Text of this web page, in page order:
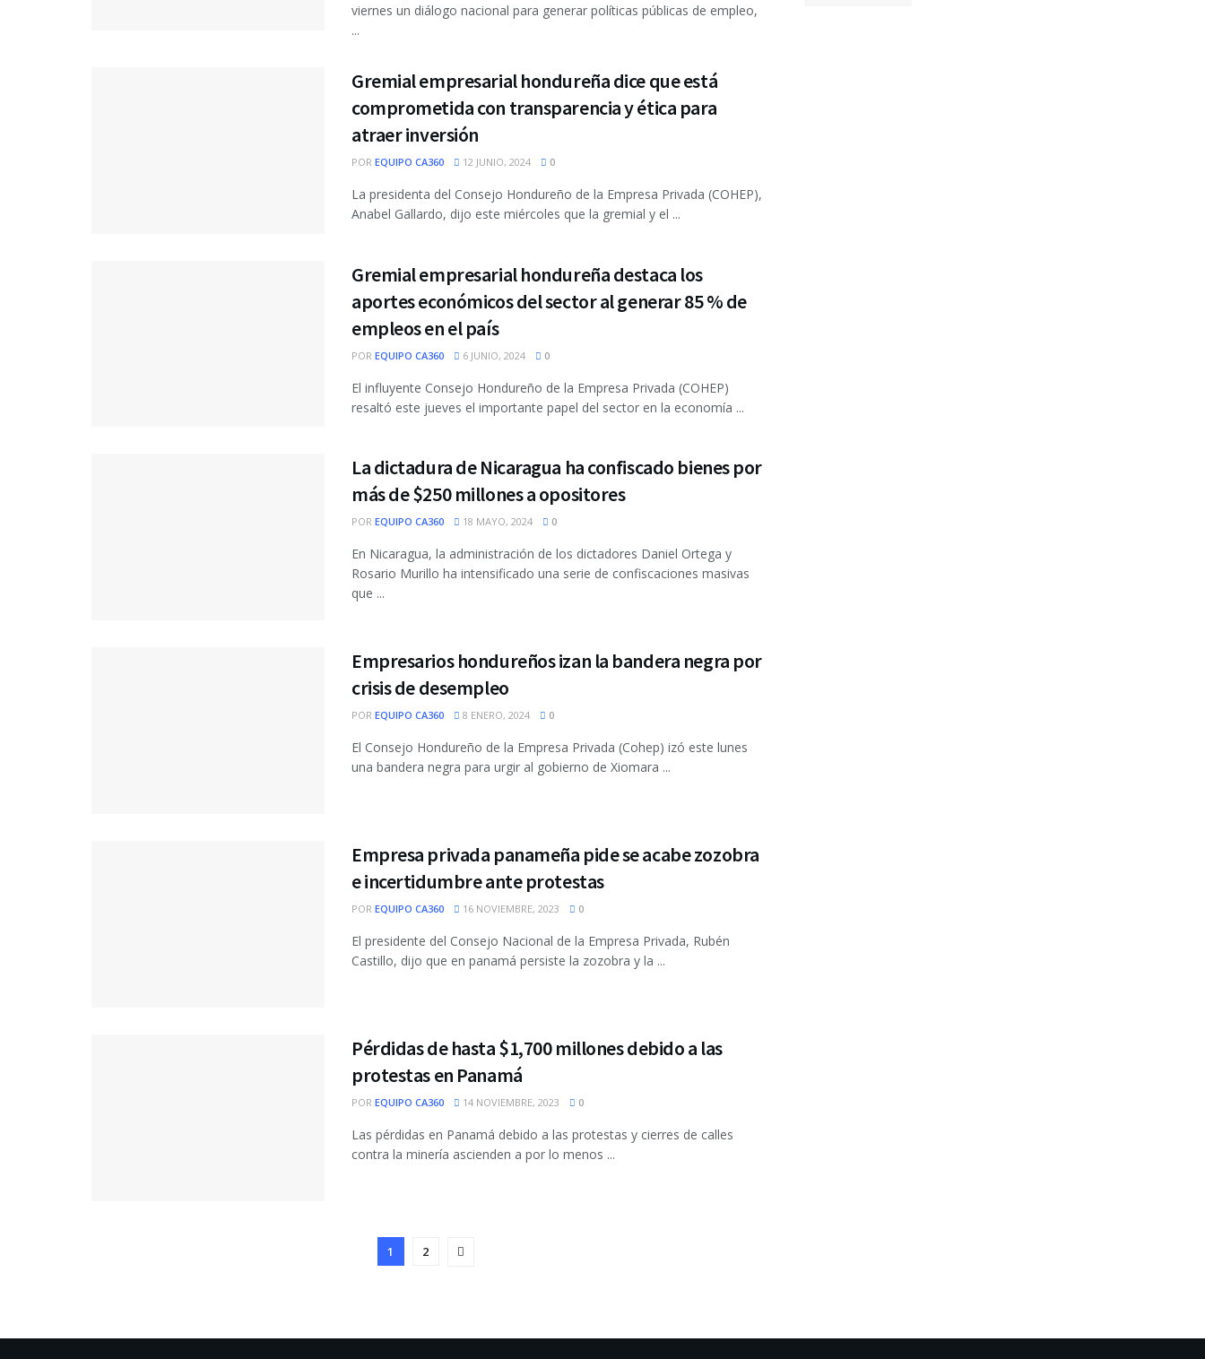
viernes un diálogo nacional para generar políticas públicas de empleo,
...
Gremial empresarial hondureña dice que está
comprometida con transparencia y ética para
atraer inversión
POR EQUIPO CA360 12 JUNIO, 2024 0
La presidenta del Consejo Hondureño de la Empresa Privada (COHEP),
Anabel Gallardo, dijo este miércoles que la gremial y el ...
Gremial empresarial hondureña destaca los
aportes económicos del sector al generar 85 % de
empleos en el país
POR EQUIPO CA360 6 JUNIO, 2024 0
El influyente Consejo Hondureño de la Empresa Privada (COHEP)
resaltó este jueves el importante papel del sector en la economía ...
La dictadura de Nicaragua ha confiscado bienes por
más de $250 millones a opositores
POR EQUIPO CA360 18 MAYO, 2024 0
En Nicaragua, la administración de los dictadores Daniel Ortega y
Rosario Murillo ha intensificado una serie de confiscaciones masivas
que ...
Empresarios hondureños izan la bandera negra por
crisis de desempleo
POR EQUIPO CA360 8 ENERO, 2024 0
El Consejo Hondureño de la Empresa Privada (Cohep) izó este lunes
una bandera negra para urgir al gobierno de Xiomara ...
Empresa privada panameña pide se acabe zozobra
e incertidumbre ante protestas
POR EQUIPO CA360 16 NOVIEMBRE, 2023 0
El presidente del Consejo Nacional de la Empresa Privada, Rubén
Castillo, dijo que en panamá persiste la zozobra y la ...
Pérdidas de hasta $1,700 millones debido a las
protestas en Panamá
POR EQUIPO CA360 14 NOVIEMBRE, 2023 0
Las pérdidas en Panamá debido a las protestas y cierres de calles
contra la minería ascienden a por lo menos ...
1 2